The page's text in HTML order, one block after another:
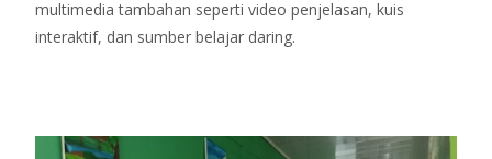
multimedia tambahan seperti video penjelasan, kuis
interaktif, dan sumber belajar daring.